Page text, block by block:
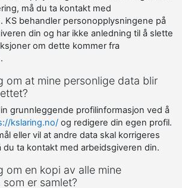
må du ta kontakt med
KS behandler personopplysningene på
din og har ikke anledning til å slette
om dette kommer fra
om at mine personlige data blir
grunnleggende profilinformasjon ved å
kslaring.no/ og redigere din egen profil.
eller vil at andre data skal korrigeres
du ta kontakt med arbeidsgiveren din.
om en kopi av alle mine
er samlet?